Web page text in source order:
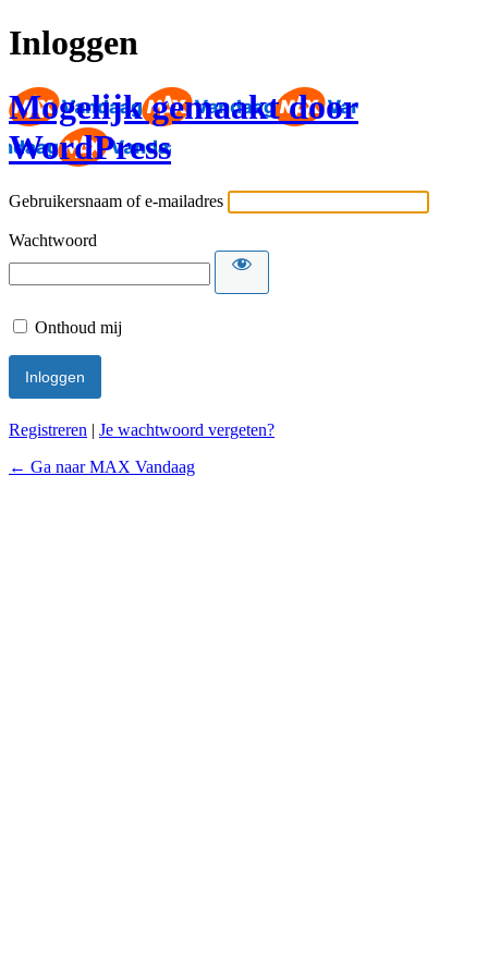
Inloggen
Mogelijk gemaakt door
WordPress
Gebruikersnaam of e-mailadres
Wachtwoord
Onthoud mij
Registreren | Je wachtwoord vergeten?
← Ga naar MAX Vandaag